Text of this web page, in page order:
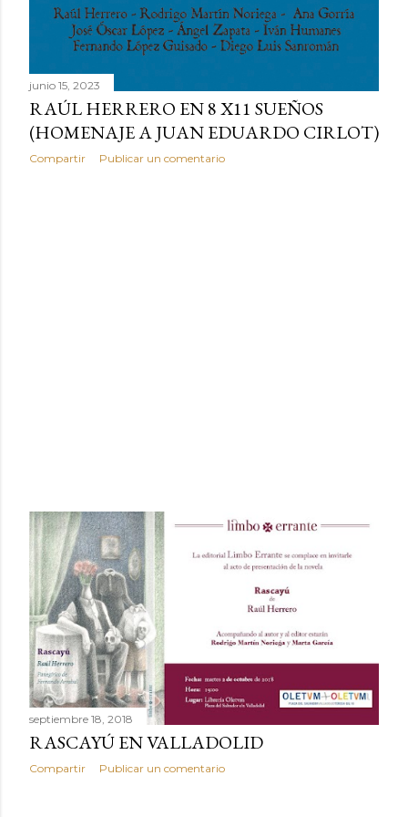
junio 15, 2023
RAÚL HERRERO EN 8 X11 SUEÑOS
(HOMENAJE A JUAN EDUARDO CIRLOT)
Compartir Publicar un comentario
septiembre 18, 2018
RASCAYÚ EN VALLADOLID
Compartir Publicar un comentario